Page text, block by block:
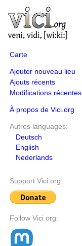
Carte
Ajouter nouveau lieu
Ajouts récents
Modifications récentes
À propos de Vici.org
Autres languages:
Deutsch
English
Nederlands
Support Vici.org:
Follow Vici.org: